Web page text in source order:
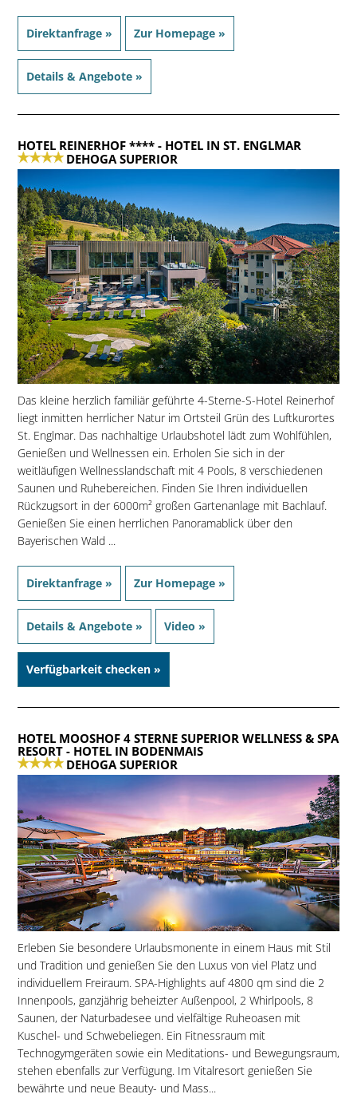
Direktanfrage » Zur Homepage »
Details & Angebote »
HOTEL REINERHOF ****- HOTEL IN ST. ENGLMAR
DEHOGA SUPERIOR
Das kleine herzlich familiär geführte 4-Sterne-S-Hotel Reinerhof
liegt inmitten herrlicher Natur im Ortsteil Grün des Luftkurortes
St. Englmar. Das nachhaltige Urlaubshotel lädt zum Wohlfühlen,
Genießen und Wellnessen ein. Erholen Sie sich in der
weitläufigen Wellnesslandschaft mit 4 Pools, 8 verschiedenen
Saunen und Ruhebereichen. Finden Sie Ihren individuellen
Rückzugsort in der 6000m² großen Gartenanlage mit Bachlauf.
Genießen Sie einen herrlichen Panoramablick über den
Bayerischen Wald ...
Direktanfrage » Zur Homepage »
Details & Angebote » Video »
Verfügbarkeit checken »
HOTEL MOOSHOF 4 STERNE SUPERIOR WELLNESS & SPA
RESORT- HOTEL IN BODENMAIS
DEHOGA SUPERIOR
Erleben Sie besondere Urlaubsmonente in einem Haus mit Stil
und Tradition und genießen Sie den Luxus von viel Platz und
individuellem Freiraum. SPA-Highlights auf 4800 qm sind die 2
Innenpools, ganzjährig beheizter Außenpool, 2 Whirlpools, 8
Saunen, der Naturbadesee und vielfältige Ruheoasen mit
Kuschel- und Schwebeliegen. Ein Fitnessraum mit
Technogymgeräten sowie ein Meditations- und Bewegungsraum,
stehen ebenfalls zur Verfügung. Im Vitalresort genießen Sie
bewährte und neue Beauty- und Mass...